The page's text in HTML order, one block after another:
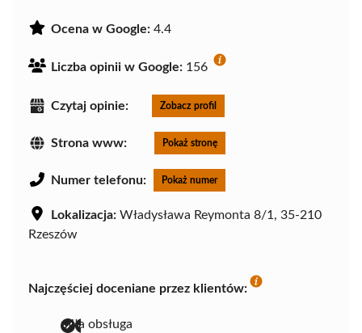
Ocena w Google: 4.4
Liczba opinii w Google: 156
Czytaj opinie: Zobacz profil
Strona www: Pokaż stronę
Numer telefonu: Pokaż numer
Lokalizacja: Władysława Reymonta 8/1, 35-210
Rzeszów
Najczęściej doceniane przez klientów:
miła obsługa